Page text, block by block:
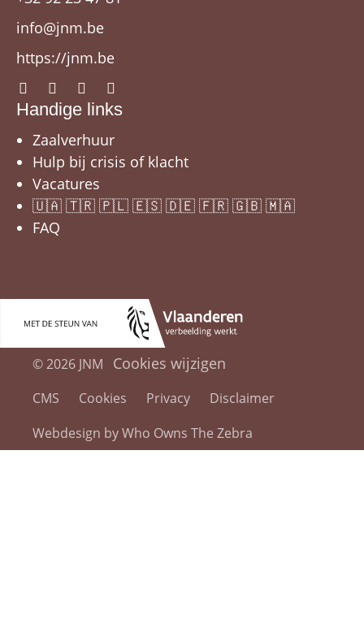
info@jnm.be
https://jnm.be
Handige links
Zaalverhuur
Hulp bij crisis of klacht
Vacatures
🇺🇦 🇹🇷 🇵🇱 🇪🇸 🇩🇪 🇫🇷 🇬🇧 🇲🇦
FAQ
© 2026 JNM Cookies wijzigen
CMS Cookies Privacy
Disclaimer
Webdesign by Who Owns The Zebra